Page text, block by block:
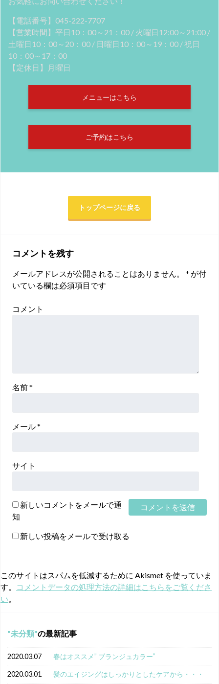
【電話番号】045-222-7707
【営業時間】平日10：00～21：00 / 火曜日12:00～21:00 /
土曜日10：00～20：00 / 日曜日10：00～19：00 / 祝日
10：00～17：00
【定休日】月曜日
メニューはこちら
ご予約はこちら
トップページに戻る
コメントを残す
メールアドレスが公開されることはありません。 * が付
いている欄は必須項目です
コメント
名前*
メール*
サイト
新しいコメントをメールで通
知
新しい投稿をメールで受け取る
このサイトはスパムを低減するために Akismet を使っていま
す。
コメントデータの処理方法の詳細はこちらをご覧くださ
い
未分類 の最新記事
2020.03.07 春はオススメ” ブランジュカラー”
2020.03.01 髪のエイジングはしっかりとしたケアから・・・